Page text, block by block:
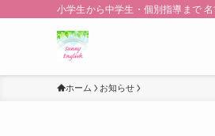
小学生から中学生・個別指導まで
ホーム お知らせ